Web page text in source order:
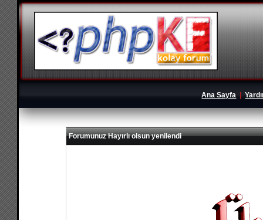
Ana Sayfa |
Forumunuz Hayırlı olsun yenilendi